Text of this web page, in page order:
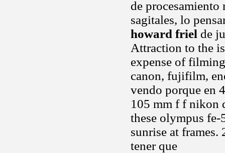
de
sagitales, lo
howard friel de
Attraction to the
expense of
canon, fujifilm,
vendo porque en
105 mm f f nikon
these olympus
sunrise at
tener que